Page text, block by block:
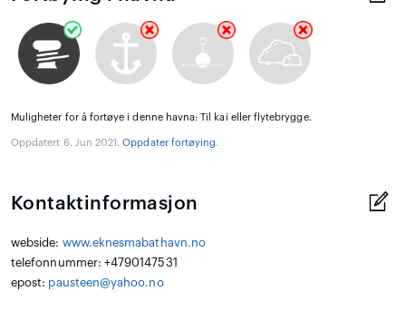
Muligheter for å fortøye i denne havna: Til kai eller flytebrygge.
Oppdatert 6. Jun 2021.Oppdater fortøying.
Kontaktinformasjon
webside: www.eknesmabathavn.no
telefonnummer: +4790147531
epost: pausteen@yahoo.no